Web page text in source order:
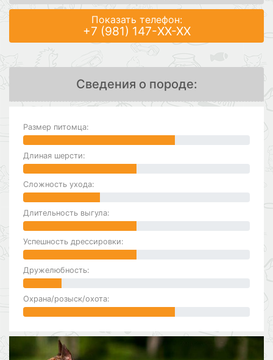
Показать телефон:
+7 (981) 147-XX-XX
Сведения о породе:
Размер питомца:
Длиная шерсти:
Сложность ухода:
Длительность выгула:
Успешность дрессировки:
Дружелюбность:
Охрана/розыск/охота: